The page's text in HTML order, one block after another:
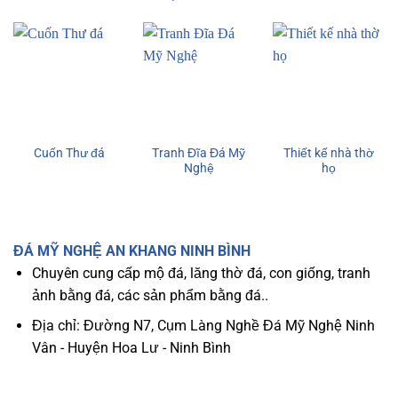
Cuốn Thư đá
Tranh Đĩa Đá Mỹ
Nghệ
Thiết kế nhà thờ
họ
ĐÁ MỸ NGHỆ AN KHANG NINH BÌNH
Chuyên cung cấp mộ đá, lăng thờ đá, con giống, tranh
ảnh bằng đá, các sản phẩm bằng đá..
Địa chỉ: Đường N7, Cụm Làng Nghề Đá Mỹ Nghệ Ninh
Vân - Huyện Hoa Lư - Ninh Bình